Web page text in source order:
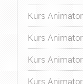
Kurs
Kurs
Kurs
Kurs